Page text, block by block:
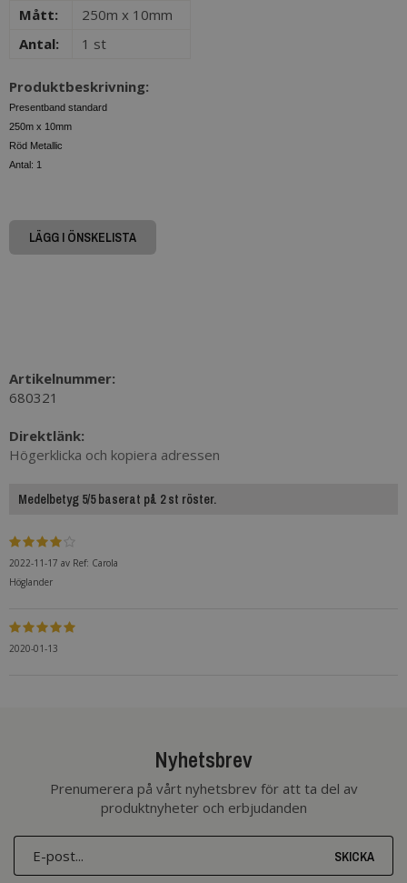
Mått:
250m x 10mm
Antal:
1 st
Produktbeskrivning:
Presentband standard
250m x 10mm
Röd Metallic
Antal: 1
LÄGG I ÖNSKELISTA
Artikelnummer:
680321
Direktlänk:
Högerklicka och kopiera adressen
Medelbetyg 5/5 baserat på 2 st röster.
2022-11-17 av Ref: Carola
Höglander
2020-01-13
Nyhetsbrev
Prenumerera på vårt nyhetsbrev för att ta del av
produktnyheter och erbjudanden
SKICKA